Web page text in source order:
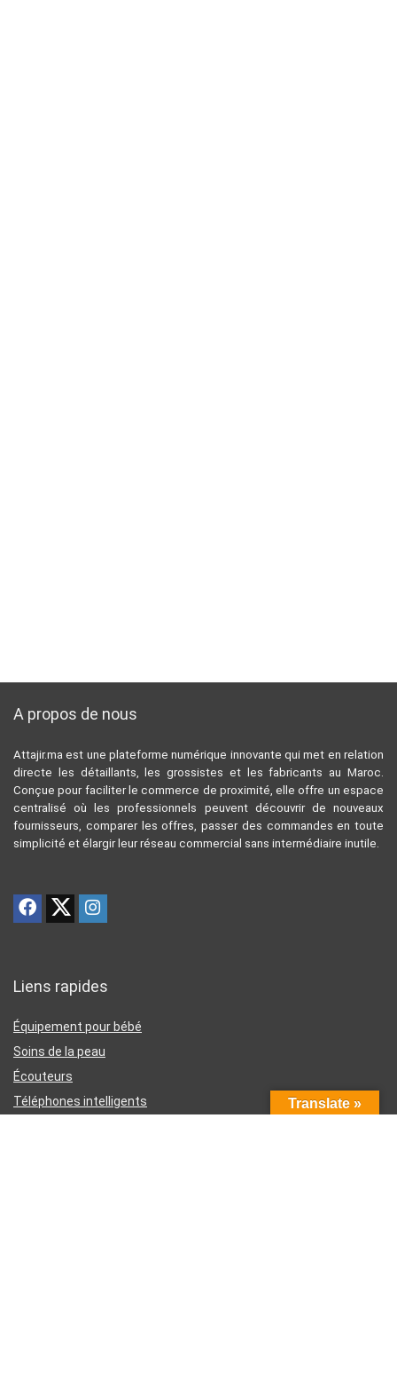
A propos de nous
Attajir.ma est une plateforme numérique innovante qui met en relation
directe les détaillants, les grossistes et les fabricants au Maroc.
Conçue pour faciliter le commerce de proximité, elle offre un espace
centralisé où les professionnels peuvent découvrir de nouveaux
fournisseurs, comparer les offres, passer des commandes en toute
simplicité et élargir leur réseau commercial sans intermédiaire inutile.
Liens rapides
Équipement pour bébé
Soins de la peau
Écouteurs
Téléphones intelligents
Translate »